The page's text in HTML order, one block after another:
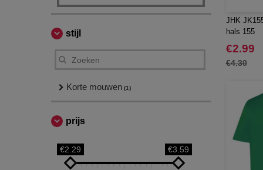
stijl
Korte mouwen (1)
prijs
€2.29 €3.59
JHK
hals 155
€2.99
€4.30